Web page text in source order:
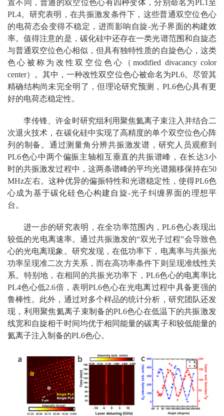
置不同，普通的双空位色心有四种变体，分别命名为PL1至
PL4。研究表明，在共振激发条件下，这些普通双空位色心
的电荷态会变得不稳定，进而影响自旋-光子界面的构建效
率。值得注意的是，碳化硅中还存在一类光谱范围和自旋态
与普通双空位色心相似，但具有独特性质的自旋色心，这类
色心被称为改性双空位色心（modified divacancy color
center）。其中，一种改性双空位色心被命名为PL6。尽管其
精确结构尚未完全明了，但理论研究预测，PL6色心具有更
好的电荷态稳定性。
李传锋、许金时研究组利用聚焦氦离子束注入并结合二
次退火技术，在碳化硅中实现了高精度的单个双空位色心阵
列的制备。通过测量角分辨共振激发谱，研究人员观察到
PL6色心中两个偏振主轴相互垂直的共振谱峰，在长达3小
时的共振激发过程中，这两条谱峰的平均光谱频移保持在50
MHz左右。这种优异的偏振特性和光谱稳定性，使得PL6色
心成为基于碳化硅色心构建自旋-光子纠缠界面的理想平
台。
进一步的研究表明，在全功率范围内，PL6色心表现出
较低的光电离速率。通过共振激发的“双光子过程”会导致色
心的光电离现象。研究发现，在低功率下，电离率与共振光
功率呈现准二次方关系，而在高功率条件下则呈现准线性关
系。特别地，在相同的共振光功率下，PL6色心的电离率比
PL4色心低2.6倍，表明PL6色心在光电离过程中具备更强的
鲁棒性。此外，通过对多个样品的统计分析，研究团队还发
现，利用聚焦氦离子束制备的PL6色心在低温下的共振激发
线宽和自旋相干时间均优于相同能量的碳离子和较低能量的
氦离子注入制备的PL6色心。